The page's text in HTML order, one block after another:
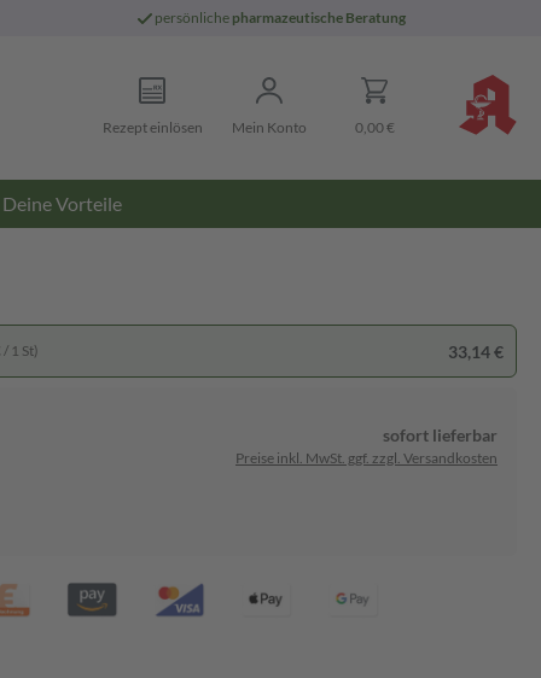
persönliche pharmazeutische Beratung
Rezept einlösen Mein Konto 0,00 €
Deine Vorteile
1 St) 33,14 €
sofort lieferbar
Preise inkl. MwSt. ggf. zzgl. Versandkosten